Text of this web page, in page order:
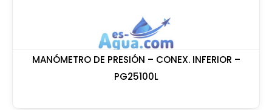
MANÓMETRO DE PRESIÓN – CONEX. INFERIOR –
PG25100L